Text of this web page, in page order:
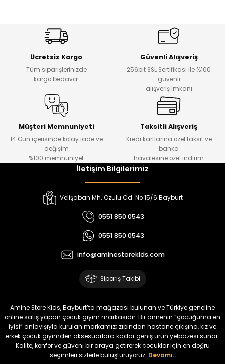
Dantelya Kız Çocuk Tişört
Puba Unisex Kot 3’lü Takım
Urban Kız Çocuk Süveterli Tunik Gömlek Navi Kız Çocuk Kot Pantolon
₺ 650
Melra Kız Çocuk Kot Pantolon
%15
Tivon Kız Çocuk 3’lü Takım
₺ 2.340
Koren Kız Çocuk ve Bebek Tayt
₺ 320
₺ 250
Yeni
Koren Kız Çocuk ve Bebek Tayt
₺ 320
₺ 250
%22
Koren Kız Çocuk ve Bebek Tayt
%22
Koren Kız Çocuk ve Bebek Tayt
Ücretsiz Kargo
Tüm siparişlerinizde
kargo bedava!
Güvenli Alışveriş
256bit SSL Sertifikası ile %100
güvenli
alışveriş imkanı
Müşteri Memnuniyeti
14 Gün içerisinde kolay iade ve
değişim
%100 memnuniyet
Taksitli Alışveriş
Kredi kartlarına özel taksit ve
banka
havalesine özel indirim
İletişim Bilgilerimiz
Velişaban Mh. Ozulu Cd. No 15/6 Bayburt
0551 850 0543
0551 850 0543
info@aminestorekids.com
Sipariş Takibi
Amine Store Kids, Bayburt’ta mağazası bulunan ve Türkiye geneline
online satış yapan çocuk giyim markasıdır. Bir annenin “çocuğuma en
iyisi” anlayışıyla kurulan markamız; zıbından hastane çıkışına, kız ve
erkek çocuk giyimden aksesuarlara kadar geniş ürün yelpazesi sunar.
Kalite, konfor ve güveni bir araya getirerek çocuklar için en doğru
seçimleri sizlerle buluşturuyoruz. Devamı..